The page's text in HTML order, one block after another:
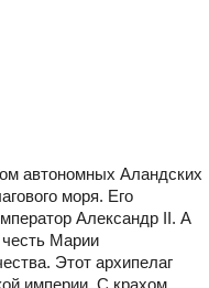
автономных Аландских
моря. Его
Александр II. А
честь Марии
Этот архипелаг